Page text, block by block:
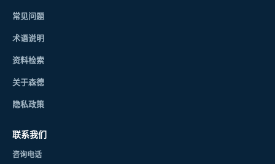
常见问题
术语说明
资料检索
关于森德
隐私政策
联系我们
咨询电话